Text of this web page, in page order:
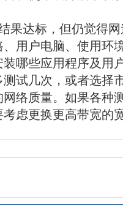
果达标，但仍觉得
用户电脑、使用环
哪些应用程序及用
试几次，或者选择
络质量。如果各种
虑更换更高带宽的